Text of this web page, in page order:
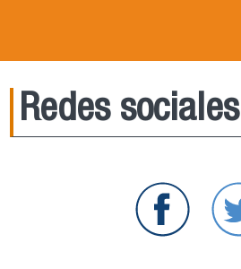
Redes sociales